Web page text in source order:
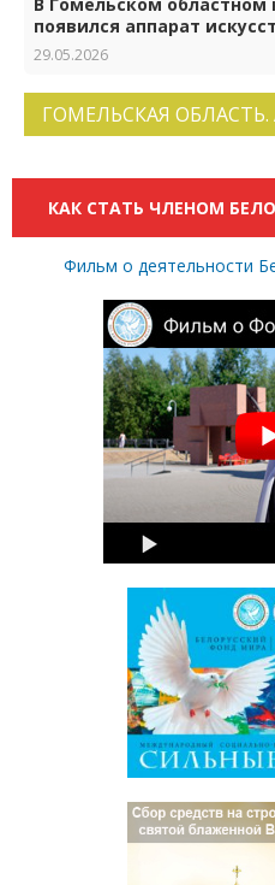
появился аппарат
лёгких нового поколения
29.05.2026
ГОМЕЛЬСКАЯ
КАК СТАТЬ ЧЛЕНОМ
Фильм о деятельности